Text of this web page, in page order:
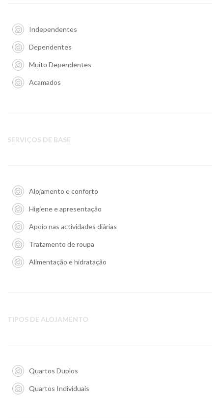
Independentes
Dependentes
Muito Dependentes
Acamados
SERVIÇOS DE BASE
Alojamento e conforto
Higiene e apresentação
Apoio nas actividades diárias
Tratamento de roupa
Alimentação e hidratação
TIPOS DE ALOJAMENTO
Quartos Duplos
Quartos Individuais